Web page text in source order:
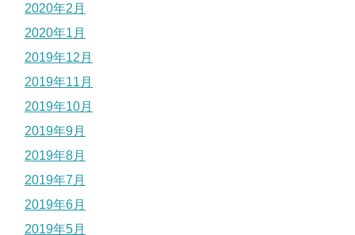
2020年2月
2020年1月
2019年12月
2019年11月
2019年10月
2019年9月
2019年8月
2019年7月
2019年6月
2019年5月